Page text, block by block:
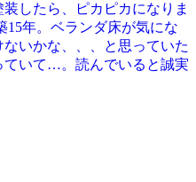
したら、ピカピカになりま
15年。ベランダ床が気にな
いかな、、、と思っていた
ていて…。読んでいると誠実